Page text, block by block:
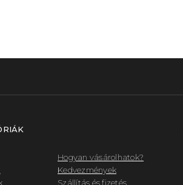
Hogyan vásárolhatok?
Kedvezmények
Szállítás és fizetés